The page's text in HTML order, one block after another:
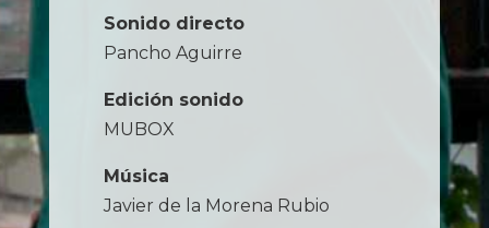
Sonido directo
Pancho Aguirre
Edición sonido
MUBOX
Música
Javier de la Morena Rubio